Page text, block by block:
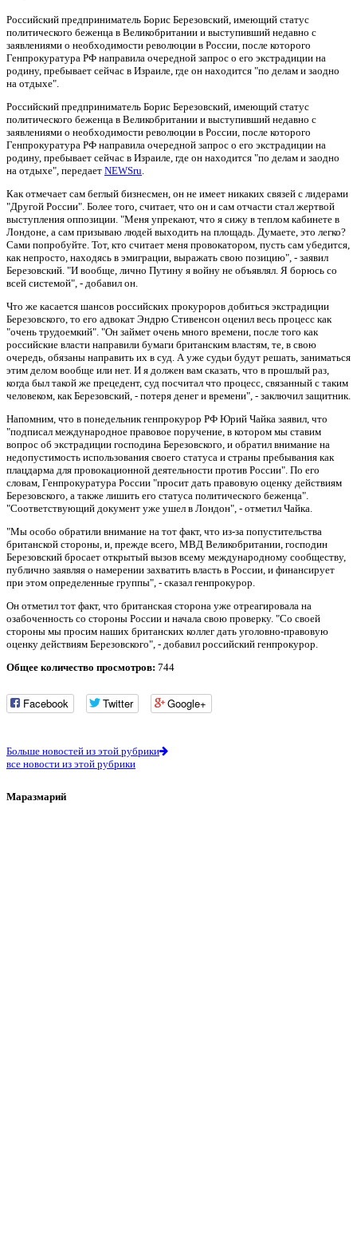
Российский предприниматель Борис Березовский, имеющий статус
политического беженца в Великобритании и выступивший недавно с
заявлениями о необходимости революции в России, после которого
Генпрокуратура РФ направила очередной запрос о его экстрадиции на
родину, пребывает сейчас в Израиле, где он находится "по делам и заодно
на отдыхе".
Российский предприниматель Борис Березовский, имеющий статус
политического беженца в Великобритании и выступивший недавно с
заявлениями о необходимости революции в России, после которого
Генпрокуратура РФ направила очередной запрос о его экстрадиции на
родину, пребывает сейчас в Израиле, где он находится "по делам и заодно
на отдыхе", передает NEWSru
Как отмечает сам беглый бизнесмен, он не имеет никаких связей с лидерами
"Другой России". Более того, считает, что он и сам отчасти стал жертвой
выступления оппозиции. "Меня упрекают, что я сижу в теплом кабинете в
Лондоне, а сам призываю людей выходить на площадь. Думаете, это легко?
Сами попробуйте. Тот, кто считает меня провокатором, пусть сам убедится,
как непросто, находясь в эмиграции, выражать свою позицию", - заявил
Березовский. "И вообще, лично Путину я войну не объявлял. Я борюсь со
всей системой", - добавил он.
Что же касается шансов российских прокуроров добиться экстрадиции
Березовского, то его адвокат Эндрю Стивенсон оценил весь процесс как
"очень трудоемкий". "Он займет очень много времени, после того как
российские власти направили бумаги британским властям, те, в свою
очередь, обязаны направить их в суд. А уже судьи будут решать, заниматься
этим делом вообще или нет. И я должен вам сказать, что в прошлый раз,
когда был такой же прецедент, суд посчитал что процесс, связанный с таким
человеком, как Березовский, - потеря денег и времени", - заключил защитник.
Напомним, что в понедельник генпрокурор РФ Юрий Чайка заявил, что
"подписал международное правовое поручение, в котором мы ставим
вопрос об экстрадиции господина Березовского, и обратил внимание на
недопустимость использования своего статуса и страны пребывания как
плацдарма для провокационной деятельности против России". По его
словам, Генпрокуратура России "просит дать правовую оценку действиям
Березовского, а также лишить его статуса политического беженца".
"Соответствующий документ уже ушел в Лондон", - отметил Чайка.
"Мы особо обратили внимание на тот факт, что из-за попустительства
британской стороны, и, прежде всего, МВД Великобритании, господин
Березовский бросает открытый вызов всему международному сообществу,
публично заявляя о намерении захватить власть в России, и финансирует
при этом определенные группы", - сказал генпрокурор.
Он отметил тот факт, что британская сторона уже отреагировала на
озабоченность со стороны России и начала свою проверку. "Со своей
стороны мы просим наших британских коллег дать уголовно-правовую
оценку действиям Березовского", - добавил российский генпрокурор.
Общее количество просмотров: 744
Facebook Twitter Google+
Больше новостей из этой рубрики
все новости из этой рубрики
Маразмарий